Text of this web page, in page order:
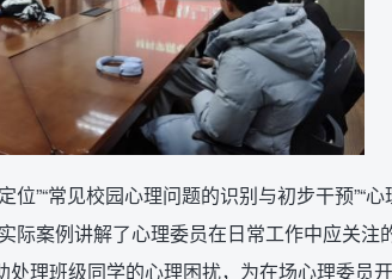
”“常见校园心理问题的识别与初步干预”“
际案例讲解了心理委员在日常工作中应关注
理班级同学的心理困扰，为在场心理委员